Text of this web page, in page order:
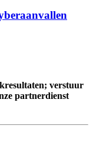
verstuur
partnerdienst